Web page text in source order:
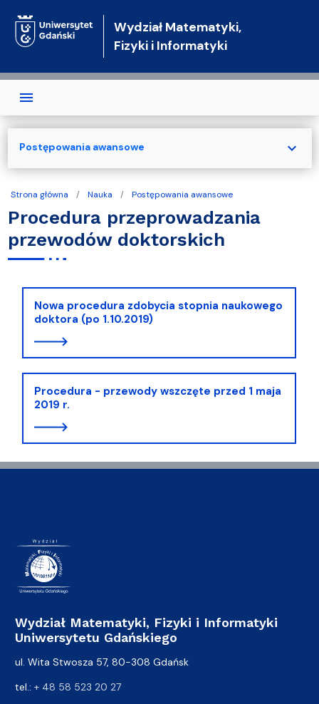
Wydział Matematyki,
Fizyki i Informatyki
Strona główna Nauka Postępowania awansowe
Procedura przeprowadzania
przewodów doktorskich
Nowa procedura zdobycia stopnia naukowego
doktora (po 1.10.2019)
Procedura - przewody wszczęte przed 1 maja
2019 r.
Postępowania awansowe expand_more
Wydział Matematyki, Fizyki i Informatyki
Uniwersytetu Gdańskiego
ul. Wita Stwosza 57, 80-308 Gdańsk
tel.: + 48 58 523 20 27